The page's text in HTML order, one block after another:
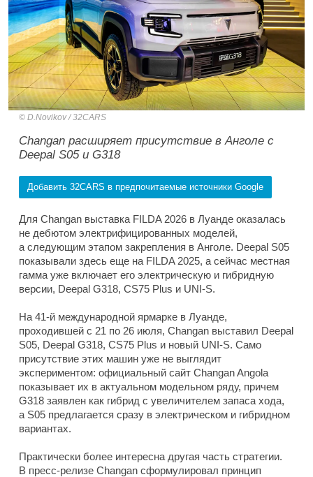
D.Novikov / 32CARS
Changan расширяет присутствие в Анголе с
Deepal S05 и G318
Добавить 32CARS в предпочитаемые источники Google
Для Changan выставка FILDA 2026 в Луанде оказалась
не дебютом электрифицированных моделей,
а следующим этапом закрепления в Анголе. Deepal S05
показывали здесь еще на FILDA 2025, а сейчас местная
гамма уже включает его электрическую и гибридную
версии, Deepal G318, CS75 Plus и UNI-S.
На 41-й международной ярмарке в Луанде,
проходившей с 21 по 26 июля, Changan выставил Deepal
S05, Deepal G318, CS75 Plus и новый UNI-S. Само
присутствие этих машин уже не выглядит
экспериментом: официальный сайт Changan Angola
показывает их в актуальном модельном ряду, причем
G318 заявлен как гибрид с увеличителем запаса хода,
а S05 предлагается сразу в электрическом и гибридном
вариантах.
Практически более интересна другая часть стратегии.
В пресс-релизе Changan сформулировал принцип